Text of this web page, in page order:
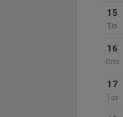
15
Tis
16
Ons
17
Tor